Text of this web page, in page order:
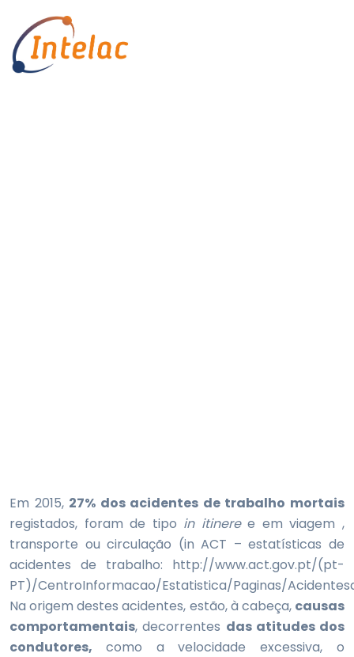
Em 2015, 27% dos acidentes de trabalho mortais
registados, foram de tipo in itineree em viagem ,
transporte ou circulação (in ACT – estatísticas de
acidentes de trabalho: http://www.act.gov.pt/(pt-
PT)/CentroInformacao/Estatistica/Paginas/
Na origem destes acidentes, estão, à cabeça, causas
comportamentais, decorrentes das atitudes dos
condutores, como a velocidade excessiva, o